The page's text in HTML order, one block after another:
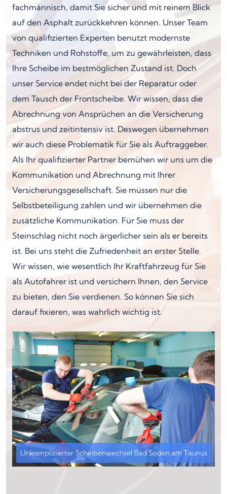
fachmännisch, damit Sie sicher und mit reinem Blick
auf den Asphalt zurückkehren können. Unser Team
von qualifizierten Experten benutzt modernste
Techniken und Rohstoffe, um zu gewährleisten, dass
Ihre Scheibe im bestmöglichen Zustand ist. Doch
unser Service endet nicht bei der Reparatur oder
dem Tausch der Frontscheibe. Wir wissen, dass die
Abrechnung von Ansprüchen an die Versicherung
abstrus und zeitintensiv ist. Deswegen übernehmen
wir auch diese Problematik für Sie als Auftraggeber.
Als Ihr qualifizierter Partner bemühen wir uns um die
Kommunikation und Abrechnung mit Ihrer
Versicherungsgesellschaft. Sie müssen nur die
Selbstbeteiligung zahlen und wir übernehmen die
zusätzliche Kommunikation. Für Sie muss der
Steinschlag nicht noch ärgerlicher sein als er bereits
ist. Bei uns steht die Zufriedenheit an erster Stelle.
Wir wissen, wie wesentlich Ihr Kraftfahrzeug für Sie
als Autofahrer ist und versichern Ihnen, den Service
zu bieten, den Sie verdienen. So können Sie sich
darauf fixieren, was wahrlich wichtig ist.